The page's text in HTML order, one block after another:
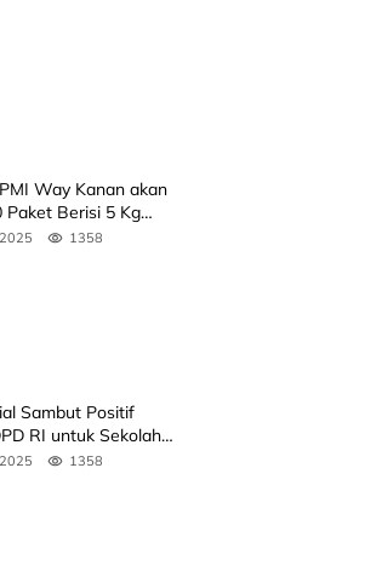
Way Kanan akan
Paket Berisi 5 Kg
1358
Sambut Positif
RI untuk Sekolah
1358